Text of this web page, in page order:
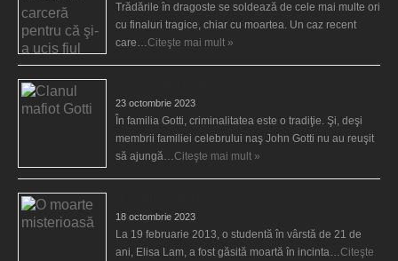
Trădările în dragoste se soldează de cele mai multe ori
cu finaluri tragice, chiar cu moartea. Un caz recent
care…Citeşte mai mult »
23 octombrie 2023
În familia Gotti, criminalitatea este o tradiţie. Şi, deşi
membrii familiei celebrului naş John Gotti nu au reuşit
să ajungă…Citeşte mai mult »
18 octombrie 2023
La 19 februarie 2013, o studentă în vârstă de 21 de
ani, Elisa Lam, a fost găsită moartă în incinta…Citeşte